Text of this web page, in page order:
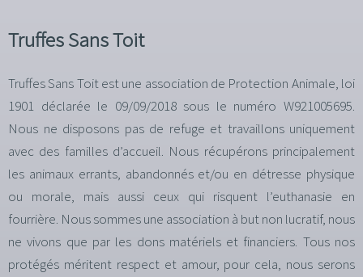
Truffes Sans Toit
Truffes Sans Toit est une association de Protection Animale, loi
1901 déclarée le 09/09/2018 sous le numéro W921005695.
Nous ne disposons pas de refuge et travaillons uniquement
avec des familles d’accueil. Nous récupérons principalement
les animaux errants, abandonnés et/ou en détresse physique
ou morale, mais aussi ceux qui risquent l’euthanasie en
fourrière. Nous sommes une association à but non lucratif, nous
ne vivons que par les dons matériels et financiers. Tous nos
protégés méritent respect et amour, pour cela, nous serons